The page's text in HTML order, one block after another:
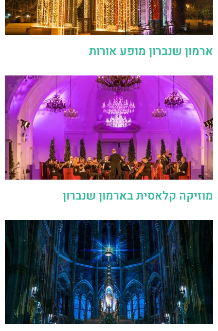
ארמון שנברון מופע אורות
מוזיקה קלאסית בארמון שנברון